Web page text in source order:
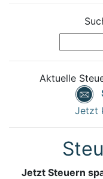
Aktuelle
Jetzt
Jetzt Steuern